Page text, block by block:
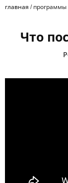
главная /
Что